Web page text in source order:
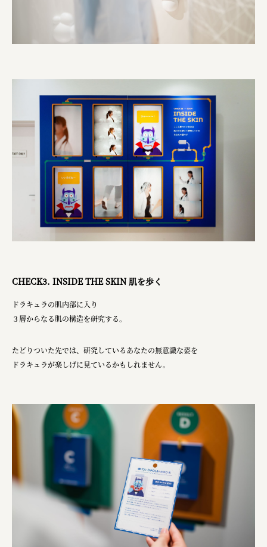
CHECK3. INSIDE THE SKIN 肌を歩く
ドラキュラの肌内部に入り
３層からなる肌の構造を研究する。
たどりついた先では、研究しているあなたの無意識な姿を
ドラキュラが楽しげに見ているかもしれません。